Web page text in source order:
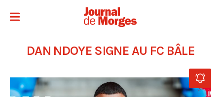
DAN NDOYE SIGNE AU FC BÂLE